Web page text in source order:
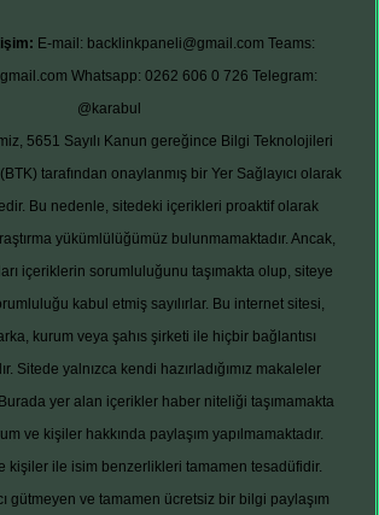
E-mail: backlinkpaneli@gmail.com Teams:
Whatsapp: 0262 606 0 726 Telegram:
@karabul
5651 Sayılı Kanun gereğince Bilgi Teknolojileri
tarafından onaylanmış bir Yer Sağlayıcı olarak
Bu nedenle, sitedeki içerikleri proaktif olarak
yükümlülüğümüz bulunmamaktadır. Ancak,
içeriklerin sorumluluğunu taşımakta olup, siteye
kabul etmiş sayılırlar. Bu internet sitesi,
kurum veya şahıs şirketi ile hiçbir bağlantısı
Sitede yalnızca kendi hazırladığımız makaleler
Burada yer alan içerikler haber niteliği taşımamakta
ve kişiler hakkında paylaşım yapılmamaktadır.
kişiler ile isim benzerlikleri tamamen tesadüfidir.
gütmeyen ve tamamen ücretsiz bir bilgi paylaşım